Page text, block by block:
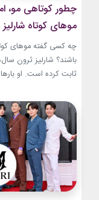
چطور کوتاهی مو،
جسورانه
چه کسی گفته موهای
باشند؟ شارلیز ثرون
ثابت کرده است. او
است. از مدل‌های بسیار
هر تغییر برای او به
است.لینک